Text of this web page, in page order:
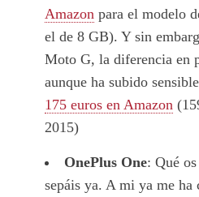
Amazon para el modelo
el de 8 GB). Y sin
Moto G, la diferencia en
aunque ha subido
175 euros en Amazon
2015)
OnePlus One: Qué
sepáis ya. A mi ya me